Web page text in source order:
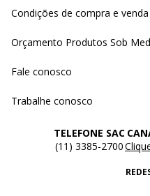
Condições de compra e venda
Orçamento Produtos Sob
Fale conosco
Trabalhe conosco
TELEFONE SAC
(11) 3385-2700